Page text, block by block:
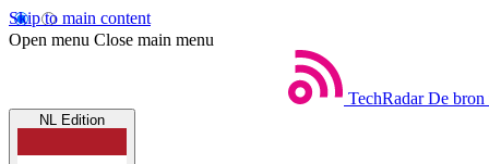
Skip to main content
Open menu Close main menu
TechRadar De bron
NL Edition